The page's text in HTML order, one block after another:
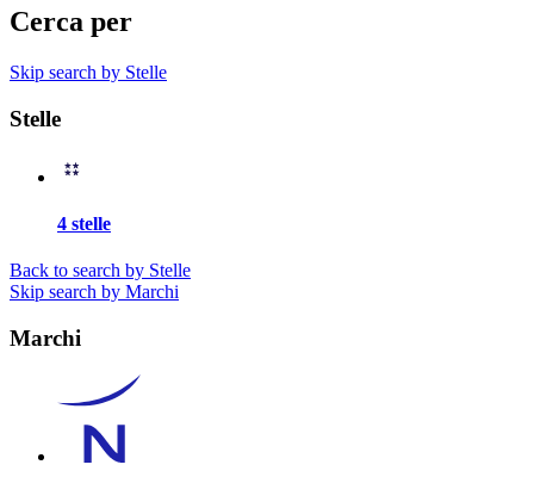
Cerca per
Skip search by Stelle
Stelle
4 stelle
Back to search by Stelle
Skip search by Marchi
Marchi